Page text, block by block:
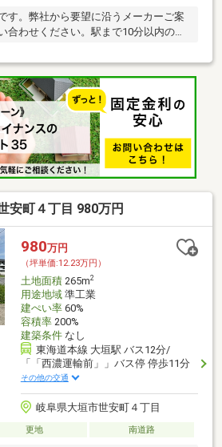
す。弊社から要望に沿うメーカーご案
合わせください。駅まで10分以内の好
安町４丁目 980万円
980万円
（坪単価:12.23万円）
土地面積265m2
用途地域準工業
建ぺい率60%
容積率200%
建築条件なし
東海道本線 大垣駅 バス12分/
「「西濃運輸前」」バス停 停歩11分
その他の交通
岐阜県大垣市世安町４丁目
更地 南道路